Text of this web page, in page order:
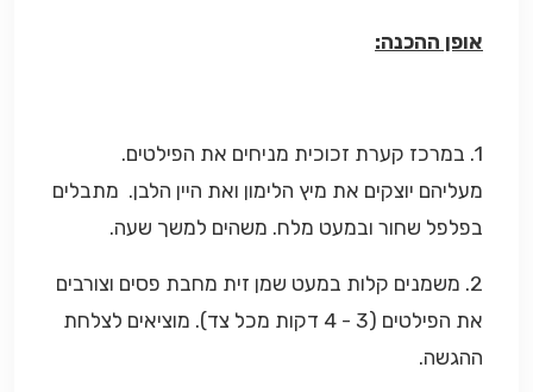
אופן ההכנה:
1. במרכז קערת זכוכית מניחים את הפילטים.
מעליהם יוצקים את מיץ הלימון ואת היין הלבן. מתבלים
בפלפל שחור ובמעט מלח. משהים למשך שעה.
2. משמנים קלות במעט שמן זית מחבת פסים וצורבים
את הפילטים (3 - 4 דקות מכל צד). מוציאים לצלחת
ההגשה.